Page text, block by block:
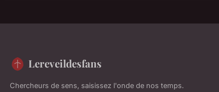
Lereveildesfans
Chercheurs de sens, saisissez l'onde de nos temps.